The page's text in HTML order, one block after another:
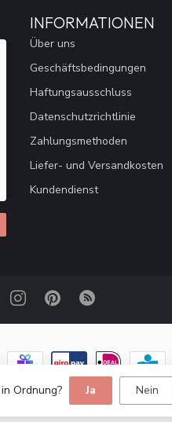
INFORMATIONEN
Über uns
Geschäftsbedingungen
Haftungsausschluss
Datenschutzrichtlinie
Zahlungsmethoden
Liefer- und Versandkosten
Kundendienst
/ Häkelfreude
Ordnung? Ja Nein